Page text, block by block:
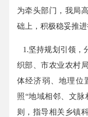
为牵头部门，我局
础上，积极稳妥推进
1.坚持规划引领，
织部、市农业农村
体经济弱、地理位
照“地域相邻、文
则，指导相关乡镇